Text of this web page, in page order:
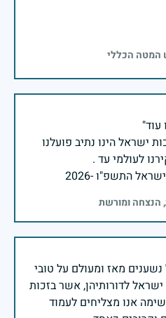
המטה הכללי
ישראל הינו נתיב פועלנו
התשפ"ו -2026
הנצחה ומורשת
מאז ומעולם על טובי
ישראל לדורותיהן, אשר בזכות
אנו מצליחים לעמוד